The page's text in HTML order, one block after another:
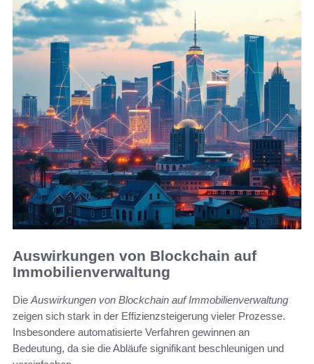
Auswirkungen von Blockchain auf
Immobilienverwaltung
Die Auswirkungen von Blockchain auf Immobilienverwaltung
zeigen sich stark in der Effizienzsteigerung vieler Prozesse.
Insbesondere automatisierte Verfahren gewinnen an
Bedeutung, da sie die Abläufe signifikant beschleunigen und